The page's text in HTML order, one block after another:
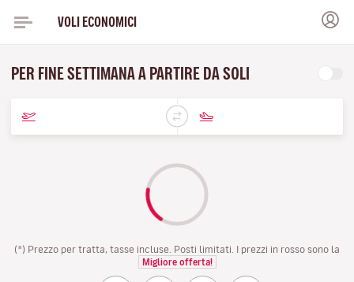
VOLI ECONOMICI
PER FINE SETTIMANA A PARTIRE DA SOLI
(*) Prezzo per tratta, tasse incluse. Posti limitati. I prezzi in rosso sono la
Migliore offerta!